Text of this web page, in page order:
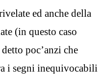
ed anche della
(in questo caso
poc’anzi che
i segni inequivocabili